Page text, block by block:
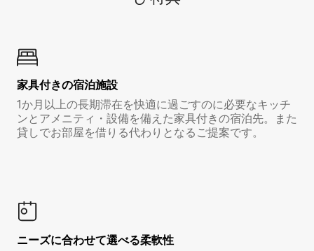
家具付き⁠の宿⁠泊⁠施⁠設
1か月以上の長期滞在を快適に過ごすのに必要なキッチ
ンとアメニティ・設備を備えた家具付きの宿泊先。また
貸しでお部屋を借りる代わりとなるご提案です。
ニーズに合わせて選べる柔軟性